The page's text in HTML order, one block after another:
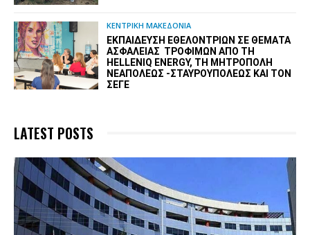
ΚΕΝΤΡΙΚΗ ΜΑΚΕΔΟΝΙΑ
ΕΚΠΑΊΔΕΥΣΗ ΕΘΕΛΟΝΤΡΙΏΝ ΣΕ ΘΈΜΑΤΑ
ΑΣΦΆΛΕΙΑΣ ΤΡΟΦΊΜΩΝ ΑΠΌ ΤΗ
HELLENIQ ENERGY, ΤΗ ΜΗΤΡΌΠΟΛΗ
ΝΕΑΠΌΛΕΩΣ -ΣΤΑΥΡΟΥΠΌΛΕΩΣ ΚΑΙ ΤΟΝ
ΣΕΓΕ
LATEST POSTS